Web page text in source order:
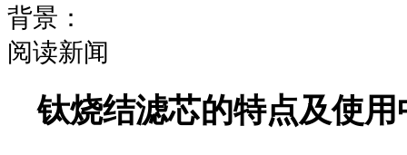
背景：
阅读新闻
钛烧结滤芯的特点及使